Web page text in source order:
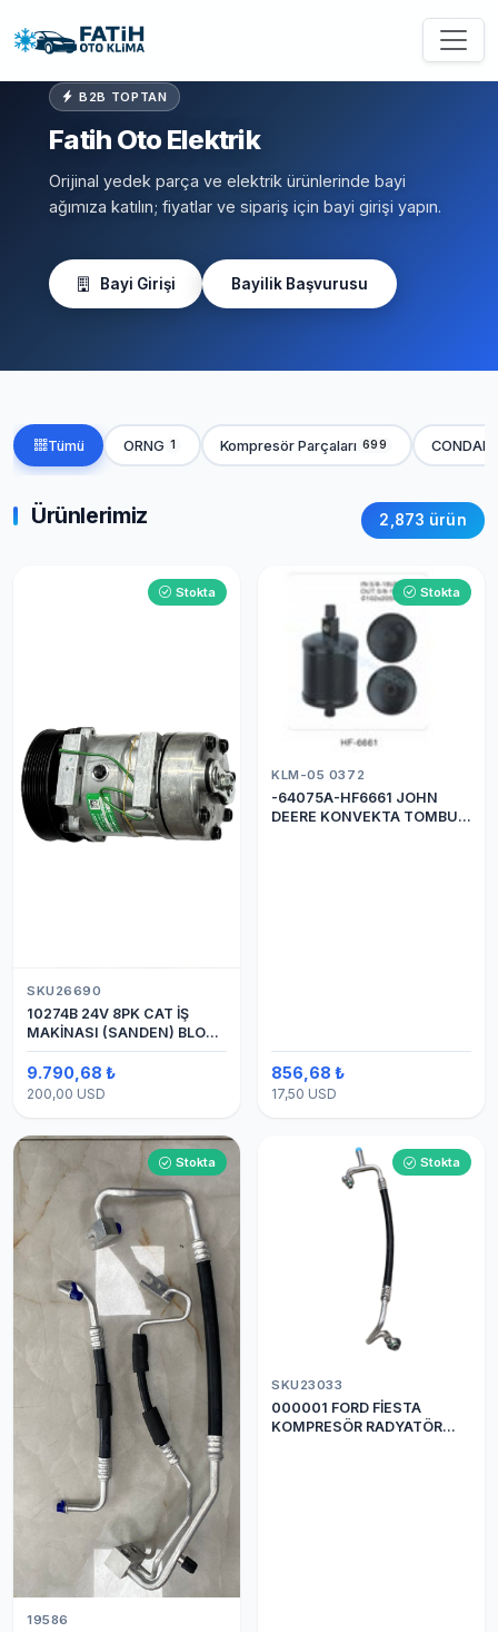
B2B TOPTAN
Fatih Oto Elektrik
Orijinal yedek parça ve elektrik ürünlerinde bayi
ağımıza katılın; fiyatlar ve sipariş için bayi girişi yapın.
Bayi Girişi Bayilik Başvurusu
Tümü ORNG 1 Kompresör Parçaları 699
Ürünlerimiz 2,873 ürün
Stokta
SKU26690
10274B 24V 8PK CAT İŞ
MAKİNASI (SANDEN) BLOK
SAPLAMALI KLİMA
KOMPRESÖRÜ 7H15
9.790,68 ₺
200,00 USD
Stokta
KLM-05 0372
-64075A-HF6661 JOHN
DEERE KONVEKTA TOMBUL
856,68 ₺
17,50 USD
Stokta
19586
Stokta
SKU23033
000001 FORD FİESTA
KOMPRESÖR RADYATÖR